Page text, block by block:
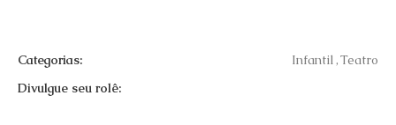
Categorias: Infantil ,Teatro
Divulgue seu rolê: